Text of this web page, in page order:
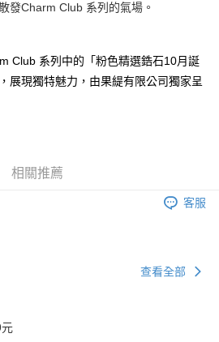
發Charm Club 系列的氣場。
Club 系列中的「粉色精選鋯石10月誕
展現獨特魅力，由果緹有限公司獨家呈
相關推薦
客服
查看全部